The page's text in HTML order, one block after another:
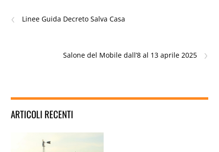
‹ Linee Guida Decreto Salva Casa
›
Salone del Mobile dall’8 al 13 aprile 2025
ARTICOLI RECENTI